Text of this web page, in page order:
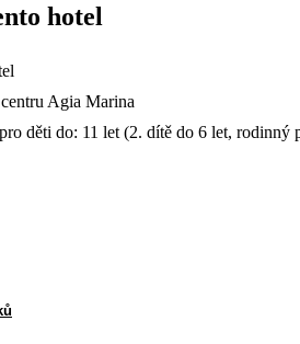
hotel
Agia Marina
děti do: 11 let (2. dítě do 6 let, rodinný